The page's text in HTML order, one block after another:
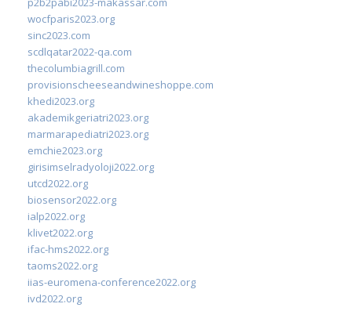
wocfparis2023.org
sinc2023.com
scdlqatar2022-qa.com
thecolumbiagrill.com
provisionscheeseandwineshoppe.com
khedi2023.org
akademikgeriatri2023.org
marmarapediatri2023.org
emchie2023.org
girisimselradyoloji2022.org
utcd2022.org
biosensor2022.org
ialp2022.org
klivet2022.org
ifac-hms2022.org
taoms2022.org
iias-euromena-conference2022.org
ivd2022.org